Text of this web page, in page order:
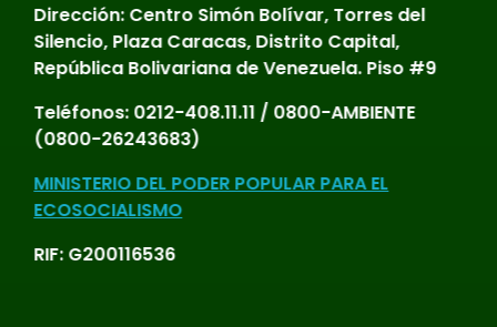
Dirección: Centro Simón Bolívar, Torres del
Silencio, Plaza Caracas, Distrito Capital,
República Bolivariana de Venezuela. Piso #9
Teléfonos: 0212-408.11.11 / 0800-AMBIENTE
(0800-26243683)
MINISTERIO DEL PODER POPULAR PARA EL
ECOSOCIALISMO
RIF: G200116536